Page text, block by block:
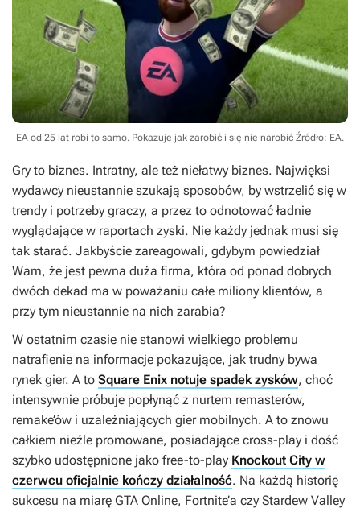
EA od 25 lat robi to samo. Pokazuje jak zarobić i się nie narobić Źródło: EA.
Gry to biznes. Intratny, ale też niełatwy biznes. Najwięksi
wydawcy nieustannie szukają sposobów, by wstrzelić się w
trendy i potrzeby graczy, a przez to odnotować ładnie
wyglądające w raportach zyski. Nie każdy jednak musi się
tak starać. Jakbyście zareagowali, gdybym powiedział
Wam, że jest pewna duża firma, która od ponad dobrych
dwóch dekad ma w poważaniu całe miliony klientów, a
przy tym nieustannie na nich zarabia?
W ostatnim czasie nie stanowi wielkiego problemu
natrafienie na informacje pokazujące, jak trudny bywa
rynek gier. A to Square Enix notuje spadek zysków, choć
intensywnie próbuje popłynąć z nurtem remasterów,
remake’ów i uzależniających gier mobilnych. A to znowu
całkiem nieźle promowane, posiadające cross-play i dość
szybko udostępnione jako free-to-play Knockout City w
czerwcu oficjalnie kończy działalność. Na każdą historię
sukcesu na miarę GTA Online, Fortnite’a czy Stardew Valley